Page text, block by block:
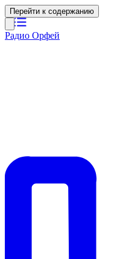
Перейти к содержанию
Радио Орфей